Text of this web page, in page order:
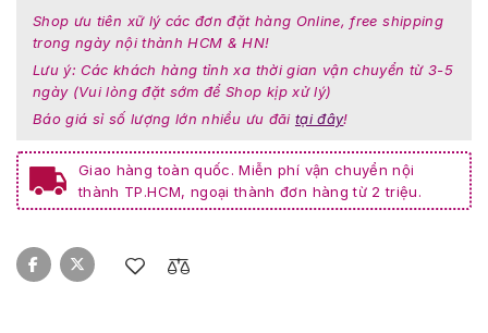
Shop ưu tiên xữ lý các đơn đặt hàng Online, free shipping
trong ngày nội thành HCM & HN!
Lưu ý: Các khách hàng tỉnh xa thời gian vận chuyển từ 3-5
ngày (Vui lòng đặt sớm để Shop kịp xử lý)
Báo giá sỉ số lượng lớn nhiều ưu đãi tại đây!
Giao hàng toàn quốc. Miễn phí vận chuyển nội
thành TP.HCM, ngoại thành đơn hàng từ 2 triệu.